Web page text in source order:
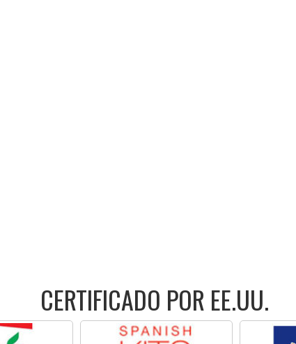
CERTIFICADO POR EE.UU.